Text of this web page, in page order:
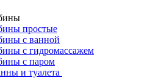
простые
с ванной
с гидромассажем
с паром
и туалета